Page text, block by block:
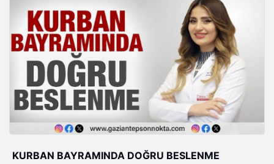
KURBAN BAYRAMINDA DOĞRU BESLENME